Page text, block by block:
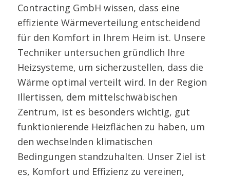
Contracting GmbH wissen, dass eine
effiziente Wärmeverteilung entscheidend
für den Komfort in Ihrem Heim ist. Unsere
Techniker untersuchen gründlich Ihre
Heizsysteme, um sicherzustellen, dass die
Wärme optimal verteilt wird. In der Region
Illertissen, dem mittelschwäbischen
Zentrum, ist es besonders wichtig, gut
funktionierende Heizflächen zu haben, um
den wechselnden klimatischen
Bedingungen standzuhalten. Unser Ziel ist
es, Komfort und Effizienz zu vereinen,